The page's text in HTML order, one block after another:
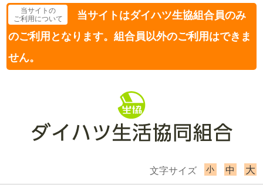
当サイトの
ご利用について
当サイトはダイハツ生協組合員のみ
のご利用となります。組合員以外のご利用はできま
せん。
文字サイズ 小 中 大